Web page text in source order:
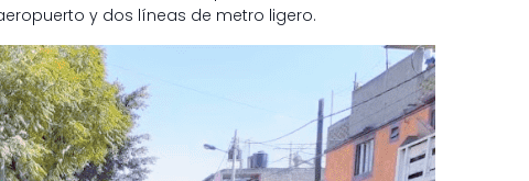
y dos líneas de metro ligero.